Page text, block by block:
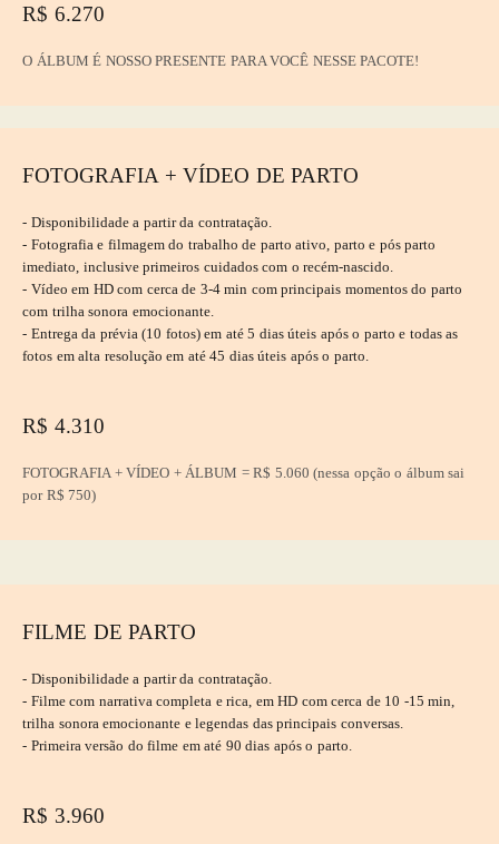
R$ 6.270
O ÁLBUM É NOSSO PRESENTE PARA VOCÊ NESSE PACOTE!
FOTOGRAFIA + VÍDEO DE PARTO
- Disponibilidade a partir da contratação.
- Fotografia e filmagem do trabalho de parto ativo, parto e pós parto
imediato, inclusive primeiros cuidados com o recém-nascido.
- Vídeo em HD com cerca de 3-4 min com principais momentos do parto
com trilha sonora emocionante.
- Entrega da prévia (10 fotos) em até 5 dias úteis após o parto e todas as
fotos em alta resolução em até 45 dias úteis após o parto.
R$ 4.310
FOTOGRAFIA + VÍDEO + ÁLBUM = R$ 5.060 (nessa opção o álbum sai
porR$ 750)
FILME DE PARTO
- Disponibilidade a partir da contratação.
- Filme com narrativa completa e rica, em HD com cerca de 10 -15 min,
trilha sonora emocionante e legendas das principais conversas.
- Primeira versão do filme em até 90 dias após o parto.
R$ 3.960